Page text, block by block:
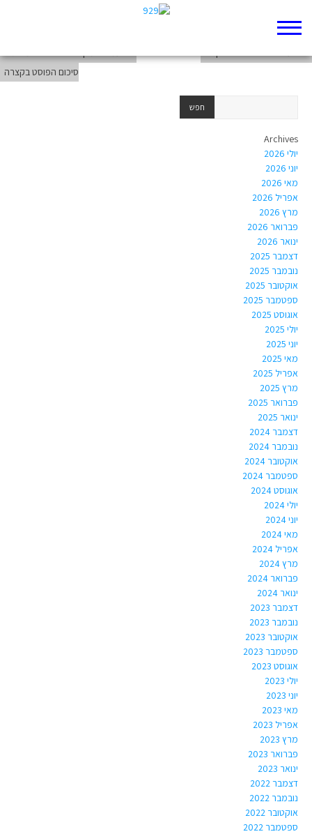
סיכום הפוסט בקצרה
Archives
יולי 2026
יוני 2026
מאי 2026
אפריל 2026
מרץ 2026
פברואר 2026
ינואר 2026
דצמבר 2025
נובמבר 2025
אוקטובר 2025
ספטמבר 2025
אוגוסט 2025
יולי 2025
יוני 2025
מאי 2025
אפריל 2025
מרץ 2025
פברואר 2025
ינואר 2025
דצמבר 2024
נובמבר 2024
אוקטובר 2024
ספטמבר 2024
אוגוסט 2024
יולי 2024
יוני 2024
מאי 2024
אפריל 2024
מרץ 2024
פברואר 2024
ינואר 2024
דצמבר 2023
נובמבר 2023
אוקטובר 2023
ספטמבר 2023
אוגוסט 2023
יולי 2023
יוני 2023
מאי 2023
אפריל 2023
מרץ 2023
פברואר 2023
ינואר 2023
דצמבר 2022
נובמבר 2022
אוקטובר 2022
ספטמבר 2022